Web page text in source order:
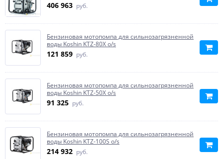
406 963 руб.
Бензиновая мотопомпа для сильнозагрязненной
воды Koshin KTZ-80X o/s
121 859 руб.
Бензиновая мотопомпа для сильнозагрязненной
воды Koshin KTZ-50X o/s
91 325 руб.
Бензиновая мотопомпа для сильнозагрязненной
воды Koshin KTZ-100S o/s
214 932 руб.